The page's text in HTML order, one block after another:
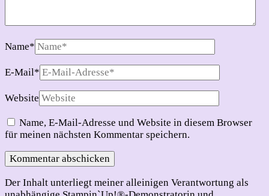
Name*
E-Mail*
Website
Name, E-Mail-Adresse und Website in diesem Browser
für meinen nächsten Kommentar speichern.
Der Inhalt unterliegt meiner alleinigen Verantwortung als